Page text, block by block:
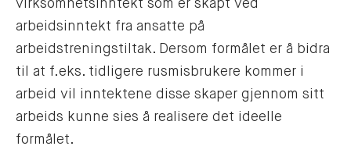
virksomhetsinntekt som er skapt ved
arbeidsinntekt fra ansatte på
arbeidstreningstiltak. Dersom formålet er å bidra
til at f.eks. tidligere rusmisbrukere kommer i
arbeid vil inntektene disse skaper gjennom sitt
arbeids kunne sies å realisere det ideelle
formålet.